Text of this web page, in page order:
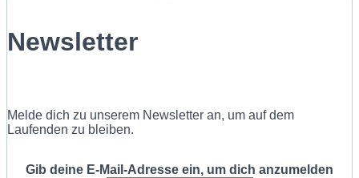
Newsletter
Melde dich zu unserem Newsletter an, um auf dem
Laufenden zu bleiben.
Gib deine E-Mail-Adresse ein, um dich anzumelden